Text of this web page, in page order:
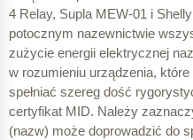
4 Relay, Supla MEW-01 i
potocznym nazewnictwie
zużycie energii elektrycznej
w rozumieniu urządzenia,
spełniać szereg dość
certyfikat MID. Należy
(nazw) może doprowadzić do